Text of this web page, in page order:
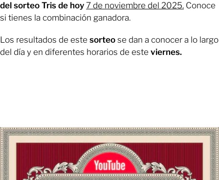
del sorteo Tris de hoy 7 de noviembre del 2025. Conoce
si tienes la combinación ganadora.
Los resultados de este sorteo se dan a conocer a lo largo
del día y en diferentes horarios de este viernes.